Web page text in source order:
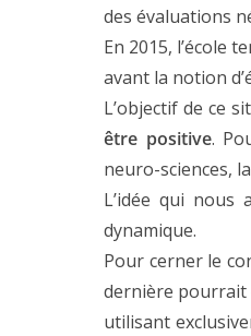
des évaluations
En 2015, l’école
avant la notion
L’objectif de ce
être positive.
neuro-sciences,
L’idée qui nous
dynamique.
Pour cerner le
dernière pourrait
utilisant